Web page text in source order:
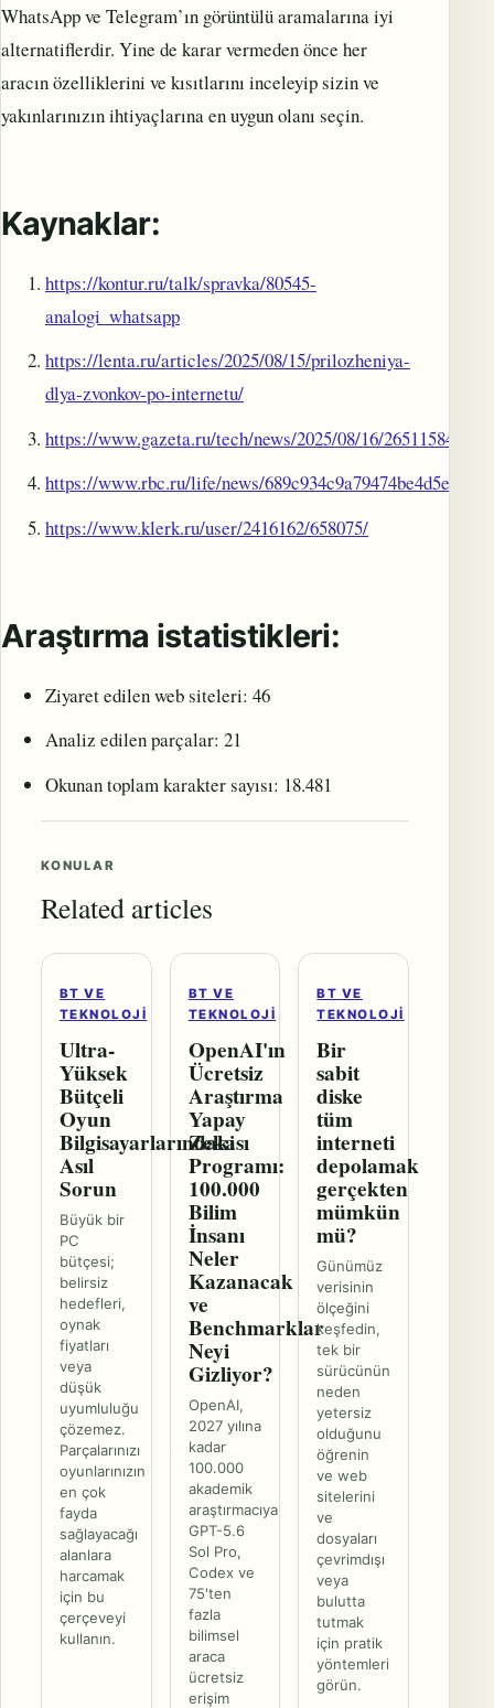
WhatsApp ve Telegram’ın görüntülü aramalarına iyi
alternatiflerdir. Yine de karar vermeden önce her
aracın özelliklerini ve kısıtlarını inceleyip sizin ve
yakınlarınızın ihtiyaçlarına en uygun olanı seçin.
Kaynaklar:
https://kontur.ru/talk/spravka/80545-
analogi_whatsapp
https://lenta.ru/articles/2025/08/15/prilozheniya-
dlya-zvonkov-po-internetu/
https://www.gazeta.ru/tech/news/2025/08/16/
https://www.rbc.ru/life/news/689c934c9a79474be4d5e988
https://www.klerk.ru/user/2416162/658075/
Araştırma istatistikleri:
Ziyaret edilen web siteleri: 46
Analiz edilen parçalar: 21
Okunan toplam karakter sayısı: 18.481
KONULAR
Related articles
BT VE
TEKNOLOJI
Ultra-
Yüksek
Bütçeli
Oyun
Bilgisayarlarındaki
Asıl
Sorun
Büyük bir
PC
bütçesi;
belirsiz
hedefleri,
oynak
fiyatları
veya
düşük
uyumluluğu
çözemez.
Parçalarınızı
oyunlarınızın
en çok
fayda
sağlayacağı
alanlara
harcamak
için bu
çerçeveyi
kullanın.
BT VE
TEKNOLOJI
OpenAI'ın
Ücretsiz
Araştırma
Yapay
Zekası
Programı:
100.000
Bilim
İnsanı
Neler
Kazanacak
ve
Benchmarklar
Neyi
Gizliyor?
OpenAI,
2027 yılına
kadar
100.000
akademik
araştırmacıya
GPT-5.6
Sol Pro,
Codex ve
75'ten
fazla
bilimsel
araca
ücretsiz
erişim
BT VE
TEKNOLOJI
Bir
sabit
diske
tüm
interneti
depolamak
gerçekten
mümkün
mü?
Günümüz
verisinin
ölçeğini
keşfedin,
tek bir
sürücünün
neden
yetersiz
olduğunu
öğrenin
ve web
sitelerini
ve
dosyaları
çevrimdışı
veya
bulutta
tutmak
için pratik
yöntemleri
görün.